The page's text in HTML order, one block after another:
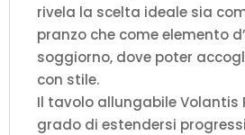
rivela la scelta ideale sia
pranzo che come elemento
soggiorno, dove poter
con stile.
Il tavolo allungabile Volantis
grado di estendersi